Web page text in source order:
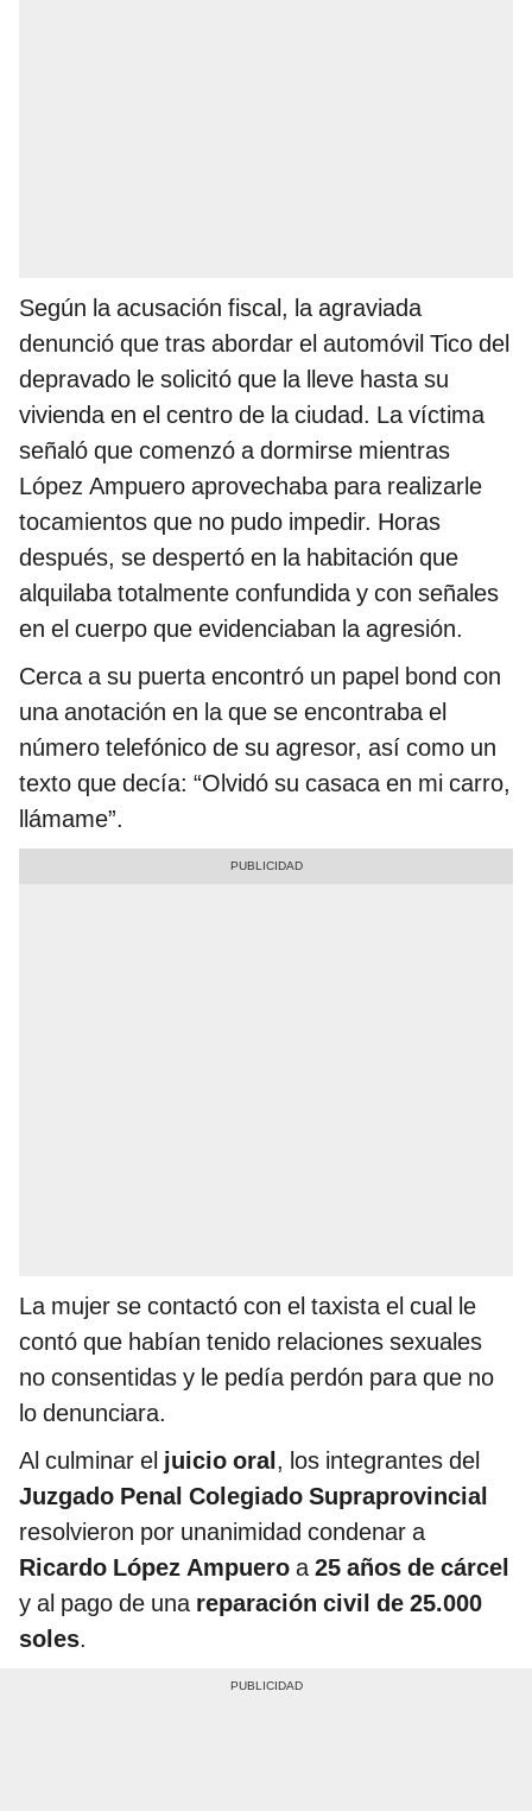
Según la acusación fiscal, la agraviada
denunció que tras abordar el automóvil Tico del
depravado le solicitó que la lleve hasta su
vivienda en el centro de la ciudad. La víctima
señaló que comenzó a dormirse mientras
López Ampuero aprovechaba para realizarle
tocamientos que no pudo impedir. Horas
después, se despertó en la habitación que
alquilaba totalmente confundida y con señales
en el cuerpo que evidenciaban la agresión.
Cerca a su puerta encontró un papel bond con
una anotación en la que se encontraba el
número telefónico de su agresor, así como un
texto que decía: “Olvidó su casaca en mi carro,
llámame”.
La mujer se contactó con el taxista el cual le
contó que habían tenido relaciones sexuales
no consentidas y le pedía perdón para que no
lo denunciara.
Al culminar el juicio oral, los integrantes del
Juzgado Penal Colegiado Supraprovincial
resolvieron por unanimidad condenar a
Ricardo López Ampuero a25 años de cárcel
y al pago de una reparación civil de 25.000
soles.